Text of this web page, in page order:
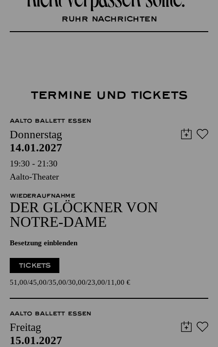
Ruhr Nachrichten
TERMINE UND TICKETS
AALTO BALLETT ESSEN
Donnerstag
14.01.2027
19:30 - 21:30
Aalto-Theater
WIEDERAUFNAHME
DER GLÖCKNER­ VON
NOTRE-DAME
Besetzung einblenden
TICKETS
51,00 45,00 35,00 30,00 23,00 11,00 €
AALTO BALLETT ESSEN
Freitag
15.01.2027